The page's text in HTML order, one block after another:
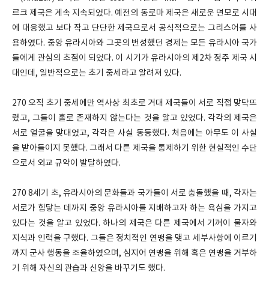
르크 제국은 계속 지속되었다. 예전의 동로마 제국은 새로운 면모로 시대
에 대응했고 보다 작고 단단한 제국으로서 공식적으로는 그리스어를 사
용하였다. 중앙 유라시아와 그곳의 번성했던 경제는 모든 유라시아 국가
들에게 관심의 초점이 되었다. 이 시기가 유라시아의 제2차 정주 제국 시
대인데, 일반적으로는 초기 중세라고 알려져 있다.
270 오직 초기 중세에만 역사상 최초로 거대 제국들이 서로 직접 맞닥뜨
렸고, 그들이 홀로 존재하지 않는다는 것을 알고 있었다. 각각의 제국은
서로 얼굴을 맞대었고, 각각은 사실 동등했다. 처음에는 아무도 이 사실
을 받아들이지 못했다. 그래서 다른 제국을 통제하기 위한 현실적인 수단
으로서 외교 규약이 발달하였다.
270 8세기 초, 유라시아의 문화들과 국가들이 서로 충돌했을 때, 각자는
서로가 힘닿는 데까지 중앙 유라시아를 지배하고자 하는 욕심을 가지고
있다는 것을 알고 있었다. 하나의 제국은 다른 제국에서 기꺼이 물자와
지식과 인력을 구했다. 그들은 정치적인 연맹을 맺고 세부사항에 이르기
까지 군사 행동을 조율하였으며, 심지어 연맹을 위해 혹은 연맹을 거부하
기 위해 자신의 관습과 신앙을 바꾸기도 했다.